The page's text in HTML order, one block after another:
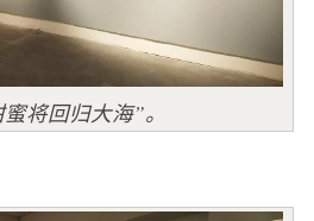
蜜将回归大海”。